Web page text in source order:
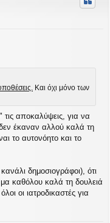
Και όχι μόνο των
αποκαλύψεις, για να
έκαναν αλλού καλά τη
το αυτονόητο και το
δημοσιογράφοι), ότι
καθόλου καλά τη δουλειά
οι ιατροδικαστές για